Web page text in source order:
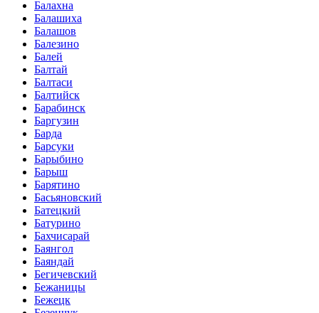
Балахна
Балашиха
Балашов
Балезино
Балей
Балтай
Балтаси
Балтийск
Барабинск
Баргузин
Барда
Барсуки
Барыбино
Барыш
Барятино
Басьяновский
Батецкий
Батурино
Бахчисарай
Баянгол
Баяндай
Бегичевский
Бежаницы
Бежецк